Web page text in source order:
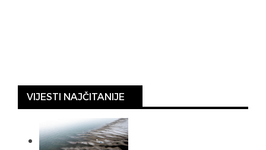
VIJESTI NAJČITANIJE